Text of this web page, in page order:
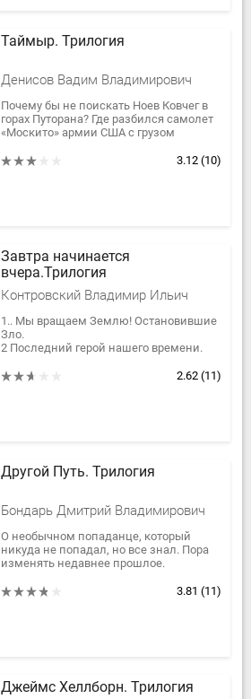
Таймыр. Трилогия
Денисов Вадим Владимирович
Почему бы не поискать Ноев Ковчег в
горах Путорана? Где разбился самолет
«Москито» армии США с грузом
Какие перспективы несет...
3.12 (10)
Завтра начинается
вчера.Трилогия
Контровский Владимир Ильич
1.. Мы вращаем Землю! Остановившие
Зло.
2 Последний герой нашего времени.
крови.3
2.62 (11)
Другой Путь. Трилогия
Бондарь Дмитрий Владимирович
О необычном попаданце, который
никуда не попадал, но все знал. Пора
изменять недавнее прошлое.
3.81 (11)
Джеймс Хеллборн. Трилогия